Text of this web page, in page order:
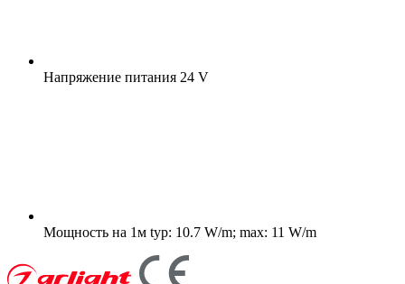
Напряжение питания 24 V
Мощность на 1м typ: 10.7 W/m; max: 11 W/m